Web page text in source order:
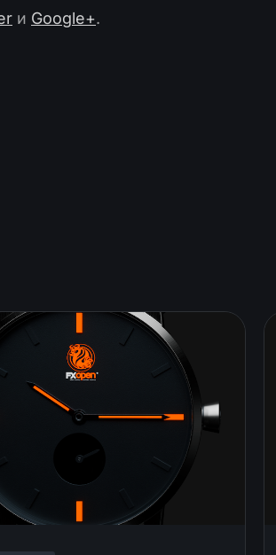
и Google+.